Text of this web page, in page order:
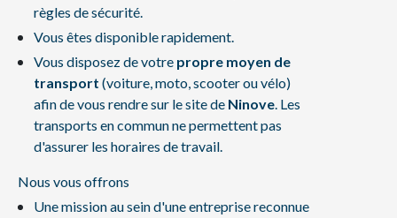
règles de sécurité.
Vous êtes disponible rapidement.
Vous disposez de votre propre moyen de
transport (voiture, moto, scooter ou vélo)
afin de vous rendre sur le site de Ninove. Les
transports en commun ne permettent pas
d'assurer les horaires de travail.
Nous vous offrons
Une mission au sein d'une entreprise reconnue